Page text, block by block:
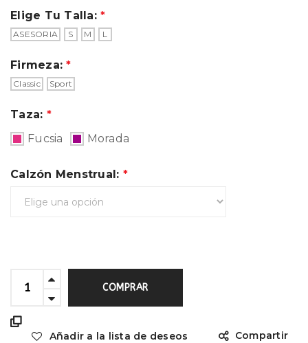
Elige Tu Talla:
ASESORIA S M L
Firmeza:
Classic Sport
Taza:
Fucsia
Morada
Calzón Menstrual:
COMPRAR
Añadir a la lista de deseos
Compartir